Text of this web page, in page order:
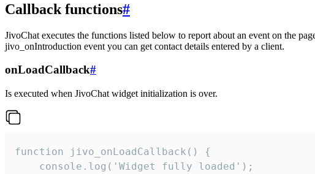
Callback functions#
JivoChat executes the functions listed below to report about an event on the
jivo_onIntroduction event you can get contact details entered by a client.
onLoadCallback#
Is executed when JivoChat widget initialization is over.
function jivo_onLoadCallback() {
    console.log('Widget fully loaded');